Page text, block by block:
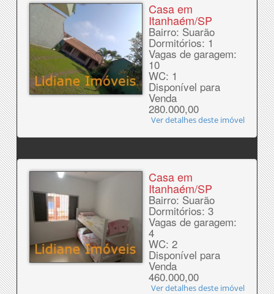
Casa em
Itanhaém/SP
Bairro: Suarão
Dormitórios: 1
Vagas de garagem:
10
WC: 1
Disponível para
Venda
280.000,00
Ver detalhes deste imóvel
Casa em
Itanhaém/SP
Bairro: Suarão
Dormitórios: 3
Vagas de garagem:
4
WC: 2
Disponível para
Venda
460.000,00
Ver detalhes deste imóvel